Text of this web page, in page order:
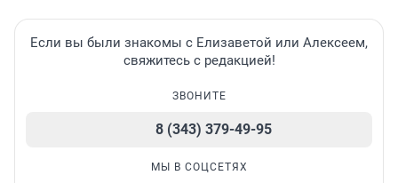
Если вы были знакомы с Елизаветой или Алексеем,
свяжитесь с редакцией!
ЗВОНИТЕ
8 (343) 379-49-95
МЫ В СОЦСЕТЯХ